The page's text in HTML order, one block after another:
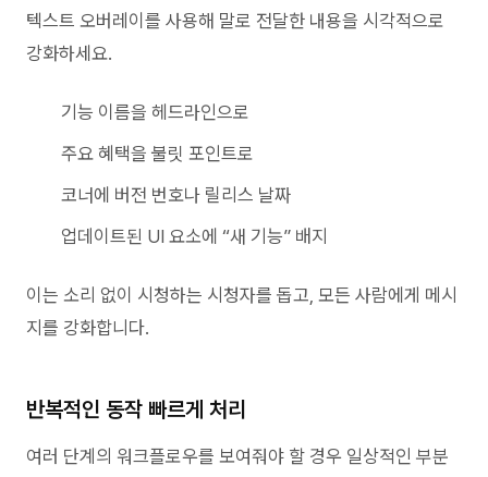
텍스트 오버레이를 사용해 말로 전달한 내용을 시각적으로
강화하세요.
기능 이름을 헤드라인으로
주요 혜택을 불릿 포인트로
코너에 버전 번호나 릴리스 날짜
업데이트된 UI 요소에 “새 기능” 배지
이는 소리 없이 시청하는 시청자를 돕고, 모든 사람에게 메시
지를 강화합니다.
반복적인 동작 빠르게 처리
여러 단계의 워크플로우를 보여줘야 할 경우 일상적인 부분